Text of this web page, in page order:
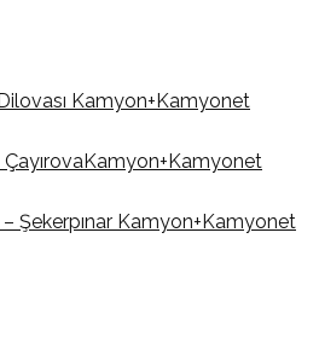
Kamyon+Kamyonet
ÇayırovaKamyon+Kamyonet
– Şekerpınar Kamyon+Kamyonet